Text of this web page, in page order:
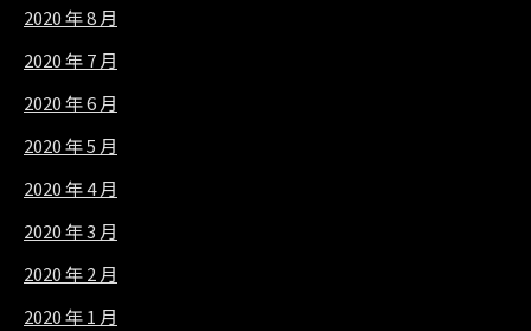
2020 年 8 月
2020 年 7 月
2020 年 6 月
2020 年 5 月
2020 年 4 月
2020 年 3 月
2020 年 2 月
2020 年 1 月